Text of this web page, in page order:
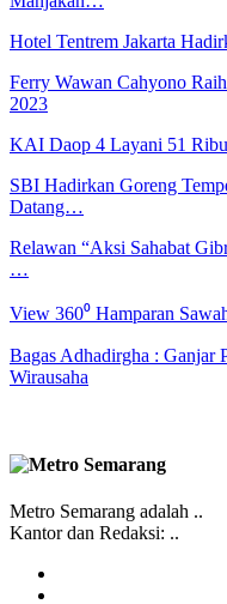
Hotel Tentrem Jakarta
Ferry Wawan Cahyono
2023
KAI Daop 4 Layani 51 Ribu
SBI Hadirkan Goreng
Datang…
Relawan “Aksi Sahabat
…
View 360⁰ Hamparan
Bagas Adhadirgha : Ganjar
Wirausaha
Metro Semarang adalah ..
Kantor dan Redaksi: ..